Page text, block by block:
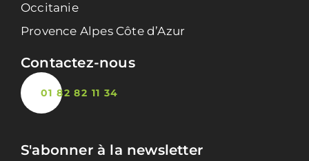
Occitanie
Provence Alpes Côte d’Azur
Contactez-nous
01 82 82 11 34
S'abonner à la newsletter